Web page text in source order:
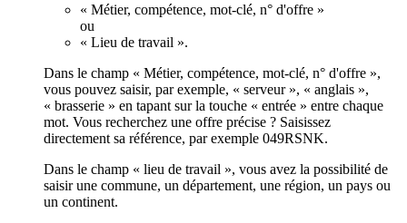
« Métier, compétence, mot-clé, n° d'offre »
ou
« Lieu de travail ».
Dans le champ « Métier, compétence, mot-clé, n° d'offre »,
vous pouvez saisir, par exemple, « serveur », « anglais »,
« brasserie » en tapant sur la touche « entrée » entre chaque
mot. Vous recherchez une offre précise ? Saisissez
directement sa référence, par exemple 049RSNK.
Dans le champ « lieu de travail », vous avez la possibilité de
saisir une commune, un département, une région, un pays ou
un continent.